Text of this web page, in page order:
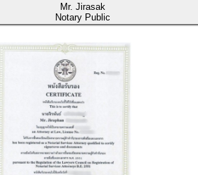
Mr. Jirasak
Notary Public